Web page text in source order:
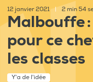
12 janvier 2021 | 2 min 54
Malbouffe
pour ce
les classes
Y'a de l'idée